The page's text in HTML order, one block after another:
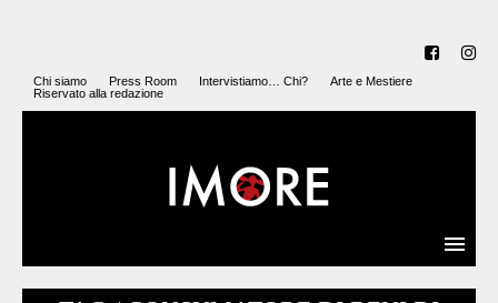
Chi siamo Press Room Intervistiamo… Chi?
Arte e Mestiere
Riservato alla redazione